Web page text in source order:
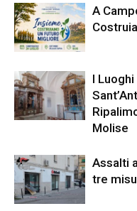
A
I
Molise
Assalti
tre